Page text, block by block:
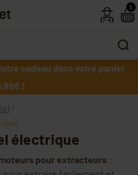
cadeau dans votre panier
99€ !
électrique
pour extracteurs :
5